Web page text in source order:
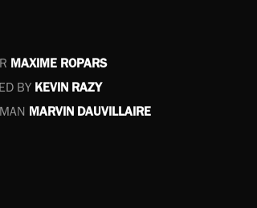
MAXIME ROPARS
BY KEVIN RAZY
MARVIN DAUVILLAIRE